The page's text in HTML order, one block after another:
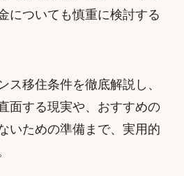
についても慎重に検討する
ス移住条件を徹底解説し、
面する現実や、おすすめの
いための準備まで、実用的